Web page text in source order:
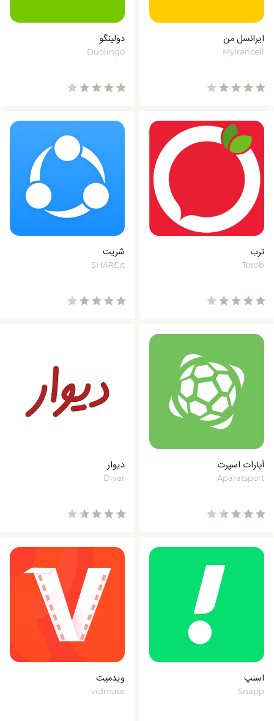
ایرانسل من
MyIrancell
دولینگو
Duolingo
ترب
Torob
شریت
SHAREit
آپارات اسپرت
Aparatsport
دیوار
Divar
اسنپ
Snapp
ویدمیت
vidmate